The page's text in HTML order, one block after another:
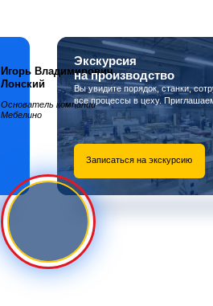
Игорь Владимирович
Лонский
Основатель компании
Мебелино
Экскурсия
на производство
Вы увидите порядок, станки,
все процессы в цеху.
Записаться на экскурсию